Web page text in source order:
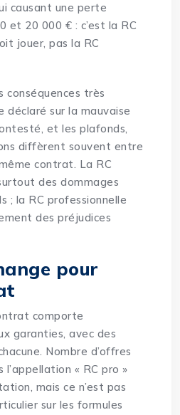
causant une perte
et 20 000 € : c’est la RC
jouer, pas la RC
très
déclaré sur la mauvaise
et les plafonds,
diffèrent souvent entre
contrat. La RC
des dommages
; la RC professionnelle
des préjudices
pour
comporte
garanties, avec des
Nombre d’offres
l’appellation « RC pro »
mais ce n’est pas
sur les formules